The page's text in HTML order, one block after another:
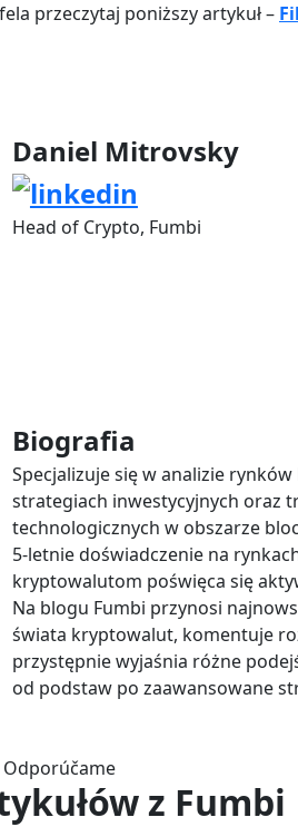
przeczytaj poniższy artykuł –
Daniel Mitrovsky
Head of Crypto, Fumbi
Biografia
Specjalizuje się w analizie
strategiach inwestycyjnych oraz
technologicznych w obszarze
5-letnie doświadczenie na
kryptowalutom poświęca się
Na blogu Fumbi przynosi
świata kryptowalut, komentuje
przystępnie wyjaśnia różne
od podstaw po zaawansowane
Odporúčame
z Fumbi